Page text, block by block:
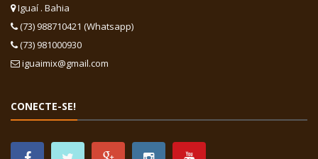
Iguaí . Bahia
(73) 988710421 (Whatsapp)
(73) 981000930
iguaimix@gmail.com
CONECTE-SE!